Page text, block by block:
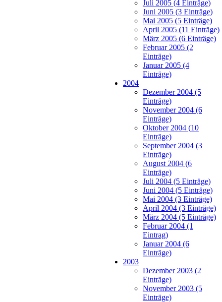
Juli 2005 (4 Einträge)
Juni 2005 (3 Einträge)
Mai 2005 (5 Einträge)
April 2005 (11 Einträge)
März 2005 (6 Einträge)
Februar 2005 (2
Einträge)
Januar 2005 (4
Einträge)
2004
Dezember 2004 (5
Einträge)
November 2004 (6
Einträge)
Oktober 2004 (10
Einträge)
September 2004 (3
Einträge)
August 2004 (6
Einträge)
Juli 2004 (5 Einträge)
Juni 2004 (5 Einträge)
Mai 2004 (3 Einträge)
April 2004 (3 Einträge)
März 2004 (5 Einträge)
Februar 2004 (1
Eintrag)
Januar 2004 (6
Einträge)
2003
Dezember 2003 (2
Einträge)
November 2003 (5
Einträge)